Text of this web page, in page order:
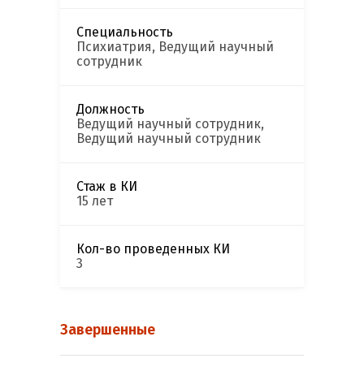
Специальность
Психиатрия, Ведущий научный
сотрудник
Должность
Ведущий научный сотрудник,
Ведущий научный сотрудник
Стаж в КИ
15 лет
Кол-во проведенных КИ
3
Завершенные